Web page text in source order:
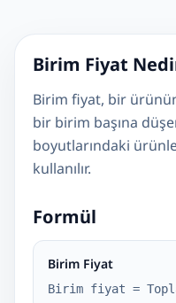
Birim Fiyat
Birim fiyat, bir
bir birim başına
boyutlarındaki
kullanılır.
Formül
Birim Fiyat
Birim fiyat =